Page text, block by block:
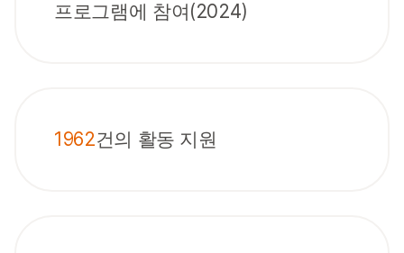
프로그램에 참여(2024)
1962건의 활동 지원